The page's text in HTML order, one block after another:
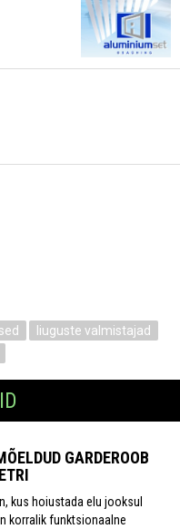
liuguste valmistajad
GARDEROOB
kus hoiustada elu jooksul
korralik funktsionaalne